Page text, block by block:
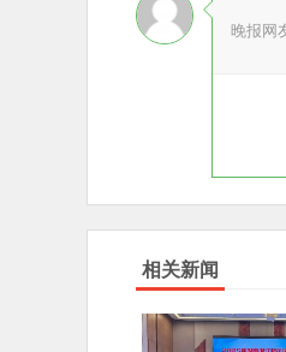
晚报网
相关新闻